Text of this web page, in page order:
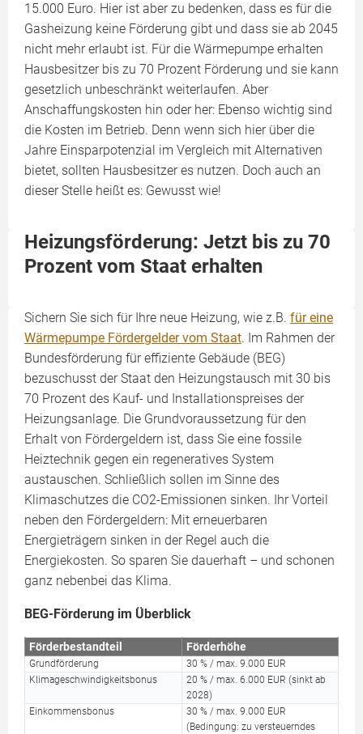
15.000 Euro. Hier ist aber zu bedenken, dass es für die
Gasheizung keine Förderung gibt und dass sie ab 2045
nicht mehr erlaubt ist. Für die Wärmepumpe erhalten
Hausbesitzer bis zu 70 Prozent Förderung und sie kann
gesetzlich unbeschränkt weiterlaufen. Aber
Anschaffungskosten hin oder her: Ebenso wichtig sind
die Kosten im Betrieb. Denn wenn sich hier über die
Jahre Einsparpotenzial im Vergleich mit Alternativen
bietet, sollten Hausbesitzer es nutzen. Doch auch an
dieser Stelle heißt es: Gewusst wie!
Heizungsförderung: Jetzt bis zu 70
Prozent vom Staat erhalten
Sichern Sie sich für Ihre neue Heizung, wie z.B. für eine
Wärmepumpe Fördergelder vom Staat. Im Rahmen der
Bundesförderung für effiziente Gebäude (BEG)
bezuschusst der Staat den Heizungstausch mit 30 bis
70 Prozent des Kauf- und Installationspreises der
Heizungsanlage. Die Grundvoraussetzung für den
Erhalt von Fördergeldern ist, dass Sie eine fossile
Heiztechnik gegen ein regeneratives System
austauschen. Schließlich sollen im Sinne des
Klimaschutzes die CO2-Emissionen sinken. Ihr Vorteil
neben den Fördergeldern: Mit erneuerbaren
Energieträgern sinken in der Regel auch die
Energiekosten. So sparen Sie dauerhaft – und schonen
ganz nebenbei das Klima.
BEG-Förderung im Überblick
Förderbestandteil Förderhöhe
Grundförderung
30 % / max. 9.000 EUR
Klimageschwindigkeitsbonus
20 % / max. 6.000 EUR (sinkt ab
2028)
Einkommensbonus
30 % / max. 9.000 EUR
(Bedingung: zu versteuerndes